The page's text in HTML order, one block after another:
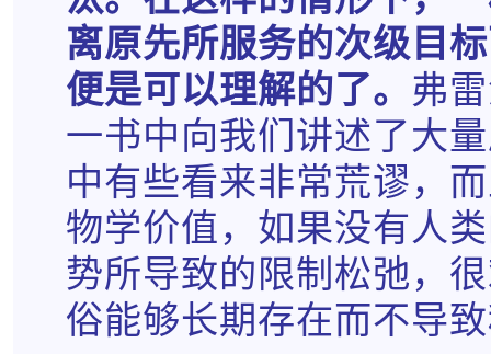
离原先所服务的次级目
便是可以理解的了。 弗
一书中向我们讲述了大
中有些看来非常荒谬，
物学价值，如果没有人
势所导致的限制松弛，
俗能够长期存在而不导